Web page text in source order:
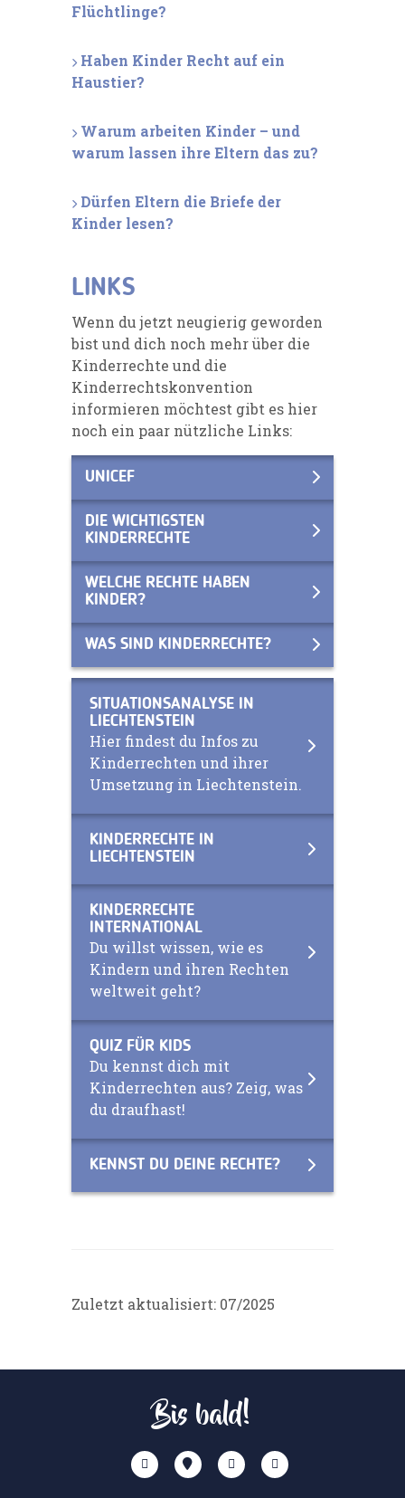
Flüchtlinge?
Haben Kinder Recht auf ein
Haustier?
Warum arbeiten Kinder – und
warum lassen ihre Eltern das zu?
Dürfen Eltern die Briefe der
Kinder lesen?
LINKS
Wenn du jetzt neugierig geworden
bist und dich noch mehr über die
Kinderrechte und die
Kinderrechtskonvention
informieren möchtest gibt es hier
noch ein paar nützliche Links:
UNICEF
DIE WICHTIGSTEN
KINDERRECHTE
WELCHE RECHTE HABEN
KINDER?
WAS SIND KINDERRECHTE?
SITUATIONSANALYSE IN
LIECHTENSTEIN
Hier findest du Infos zu
Kinderrechten und ihrer
Umsetzung in Liechtenstein.
KINDERRECHTE IN
LIECHTENSTEIN
KINDERRECHTE
INTERNATIONAL
Du willst wissen, wie es
Kindern und ihren Rechten
weltweit geht?
QUIZ FÜR KIDS
Du kennst dich mit
Kinderrechten aus? Zeig, was
du draufhast!
KENNST DU DEINE RECHTE?
Zuletzt aktualisiert: 07/2025
Bis bald!